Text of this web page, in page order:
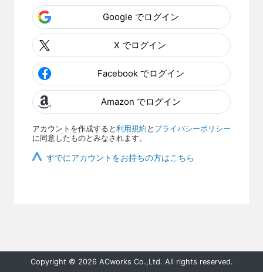
Google でログイン
X でログイン
Facebook でログイン
Amazon でログイン
アカウントを作成すると 利用規約 と プライバシーポリシー
に同意したものとみなされます。
すでにアカウントをお持ちの方はこちら
Copyright © 2026 ACworks Co.,Ltd. All rights reserved.